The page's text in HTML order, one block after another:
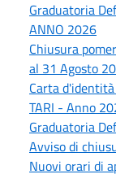
Graduatoria
ANNO 2026
Chiusura
al 31 Agosto
Carta
TARI - Anno
Graduatoria
Avviso di
Nuovi orari di